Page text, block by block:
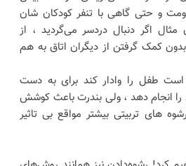
و حتی گاهی با تنفر کودکان شان
اگر دنبال دردسر می‌گردید ، از
بدون کمک گرفتن از دیگران اتاق به هم
طفل را وادار کند برای به دست
انجام دهد ، ولی بندرت باعث کوشش
های تربیتی بیشتر مواقع بی تاثیر